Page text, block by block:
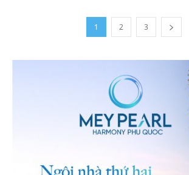
1 2 3